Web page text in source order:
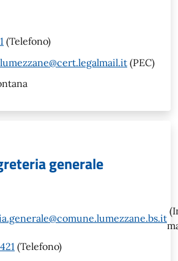
(Telefono)
(PEC)
generale
(Telefono)